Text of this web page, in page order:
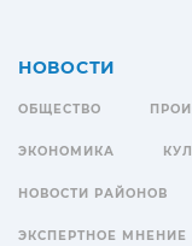
НОВОСТИ
ОБЩЕСТВО
ЭКОНОМИКА
НОВОСТИ РАЙОНОВ
ЭКСПЕРТНОЕ МНЕНИЕ